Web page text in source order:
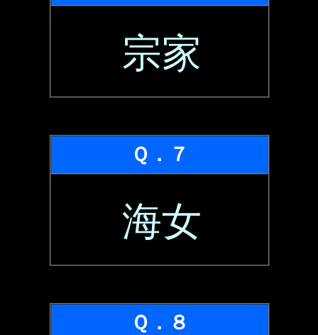
宗家
Ｑ．７
海女
Ｑ．８